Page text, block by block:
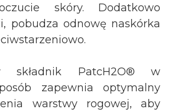
skóry. Dodatkowo
pobudza odnowę naskórka
składnik PatcH2O® w
zapewnia optymalny
warstwy rogowej, aby